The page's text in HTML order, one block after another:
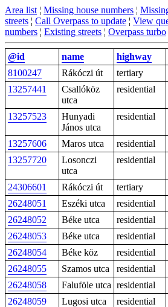
Area list ¦ Missing house numbers ¦
streets ¦ Call Overpass to update ¦ View
numbers ¦ Existing streets ¦ Overpass turbo
@id name highway
8100247
Rákóczi út tertiary
13257441
Csallóköz
utca
residential
13257523
Hunyadi
János utca
residential
13257606 Maros utca residential
13257720
Losonczi
utca
residential
24306601 Rákóczi út tertiary
26248051
Eszéki utca
residential
26248052
Béke utca
residential
26248053
Béke utca residential
26248054
Béke köz
residential
26248055
Szamos utca
residential
26248058
Faluföle utca residential
26248059
Lugosi utca
residential